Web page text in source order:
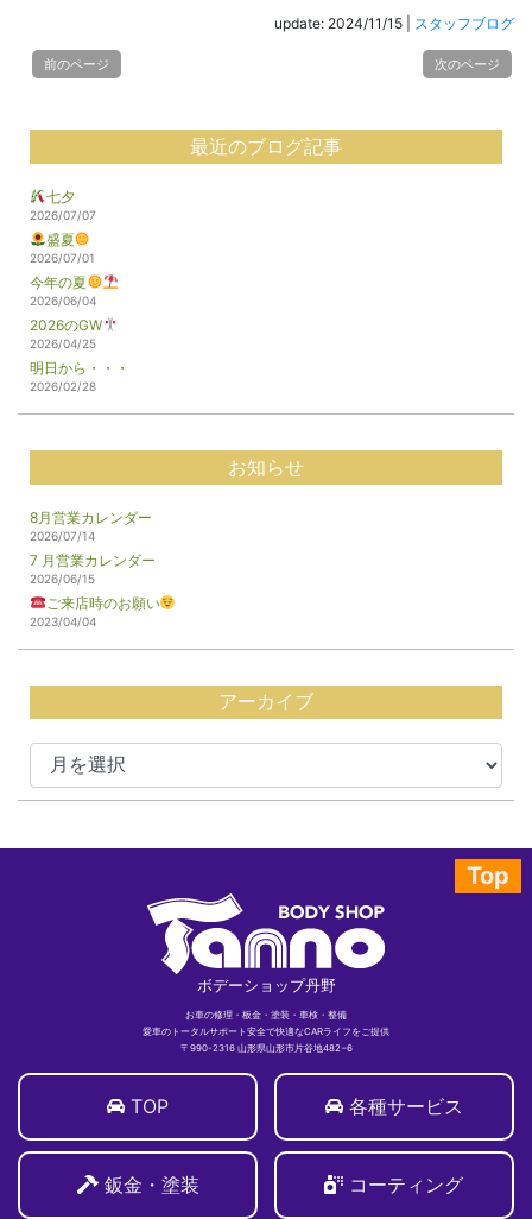
update: 2024/11/15 スタッフブログ
前のページ 次のページ
最近のブログ記事
七夕
2026/07/07
盛夏
2026/07/01
今年の夏
2026/06/04
2026のGW
2026/04/25
明日から・・・
2026/02/28
お知らせ
8月営業カレンダー
2026/07/14
7 月営業カレンダー
2026/06/15
ご来店時のお願い
2023/04/04
アーカイブ
Top
ボデーショップ丹野
お車の修理・板金・塗装・車検・整備
愛車のトータルサポート安全で快適なCARライフをご提供
〒990-2316 山形県山形市片谷地482−6
TOP 各種サービス
鈑金・塗装 コーティング